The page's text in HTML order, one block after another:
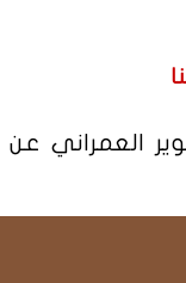
العمراني عن